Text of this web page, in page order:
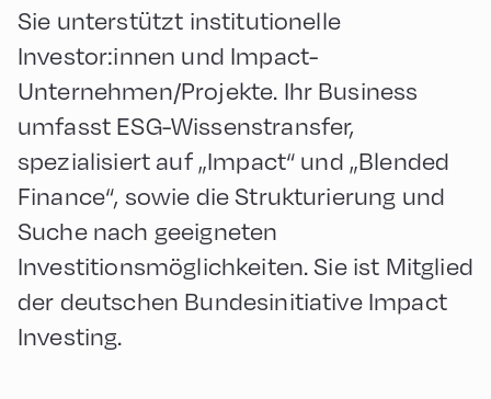
Sie unterstützt institutionelle
Investor:innen und Impact-
Unternehmen/Projekte. Ihr Business
umfasst ESG-Wissenstransfer,
spezialisiert auf „Impact“ und „Blended
Finance“, sowie die Strukturierung und
Suche nach geeigneten
Investitionsmöglichkeiten. Sie ist Mitglied
der deutschen Bundesinitiative Impact
Investing.